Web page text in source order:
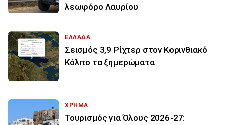
λεωφόρο Λαυρίου
ΕΛΛΑΔΑ
Σεισμός 3,9 Ρίχτερ στον Κορινθιακό
Κόλπο τα ξημερώματα
ΧΡΗΜΑ
Τουρισμός για Όλους 2026-27: